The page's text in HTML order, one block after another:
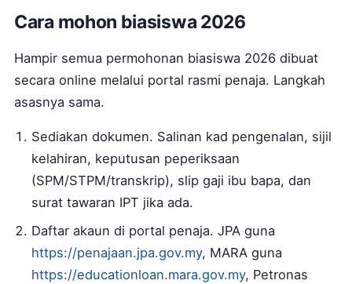
Cara mohon biasiswa 2026
Hampir semua permohonan biasiswa 2026 dibuat
secara online melalui portal rasmi penaja. Langkah
asasnya sama.
Sediakan dokumen. Salinan kad pengenalan, sijil
kelahiran, keputusan peperiksaan
(SPM/STPM/transkrip), slip gaji ibu bapa, dan
surat tawaran IPT jika ada.
Daftar akaun di portal penaja. JPA guna
https://penajaan.jpa.gov.my, MARA guna
https://educationloan.mara.gov.my, Petronas